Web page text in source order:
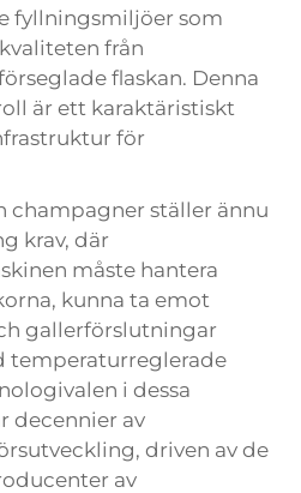
fyllningsmiljöer som
från
flaskan. Denna
är ett karaktäristiskt
för
champagner ställer ännu
krav, där
måste hantera
kunna ta emot
gallerförslutningar
temperaturreglerade
i dessa
decennier av
driven av de
av